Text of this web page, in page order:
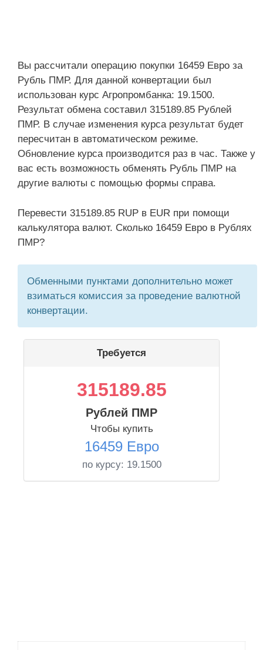
Вы рассчитали операцию покупки 16459 Евро за
Рубль ПМР. Для данной конвертации был
использован курс Агропромбанка: 19.1500.
Результат обмена составил 315189.85 Рублей
ПМР. В случае изменения курса результат будет
пересчитан в автоматическом режиме.
Обновление курса производится раз в час. Также у
вас есть возможность обменять Рубль ПМР на
другие валюты с помощью формы справа.
Перевести 315189.85 RUP в EUR при помощи
калькулятора валют. Сколько 16459 Евро в Рублях
ПМР?
Обменными пунктами дополнительно может
взиматься комиссия за проведение валютной
конвертации.
Требуется
315189.85
Рублей ПМР
Чтобы купить
16459 Евро
по курсу: 19.1500